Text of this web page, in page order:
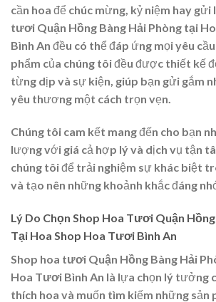
cần hoa để chúc mừng, kỷ niệm hay gửi
tươi Quận Hồng Bàng Hải Phòng tại
Bình An đều có thể đáp ứng mọi yêu
phẩm của chúng tôi đều được thiết kế
từng dịp và sự kiện, giúp bạn gửi gắm
yêu thương một cách trọn vẹn.
Chúng tôi cam kết mang đến cho bạn
lượng với giá cả hợp lý và dịch vụ tận
chúng tôi để trải nghiệm sự khác biệt
và tạo nên những khoảnh khắc đáng
Lý Do Chọn Shop Hoa Tươi Quận
Tại Hoa Shop Hoa Tươi Bình An
Shop hoa tươi Quận Hồng Bàng Hải
Hoa Tươi Bình An là lựa chọn lý tưởng
thích hoa và muốn tìm kiếm những sản